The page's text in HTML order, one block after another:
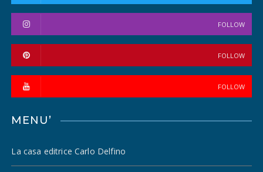
FOLLOW
FOLLOW
FOLLOW
MENU’
La casa editrice Carlo Delfino